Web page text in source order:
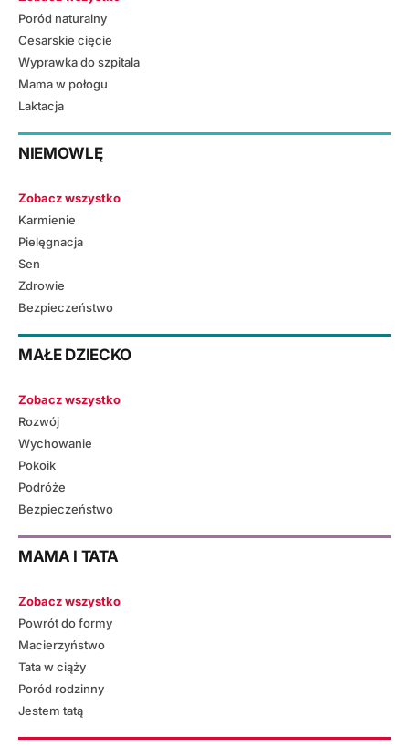
Poród naturalny
Cesarskie cięcie
Wyprawka do szpitala
Mama w połogu
Laktacja
NIEMOWLĘ
Zobacz wszystko
Karmienie
Pielęgnacja
Sen
Zdrowie
Bezpieczeństwo
MAŁE DZIECKO
Zobacz wszystko
Rozwój
Wychowanie
Pokoik
Podróże
Bezpieczeństwo
MAMA I TATA
Zobacz wszystko
Powrót do formy
Macierzyństwo
Tata w ciąży
Poród rodzinny
Jestem tatą